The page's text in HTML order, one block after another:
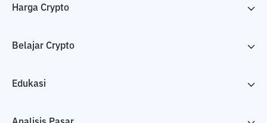
Harga Crypto
Belajar Crypto
Edukasi